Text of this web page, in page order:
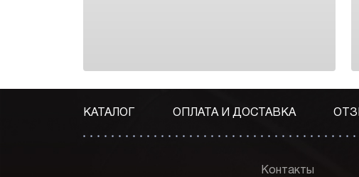
КАТАЛОГ ОПЛАТА И ДОСТАВКА
Контакты